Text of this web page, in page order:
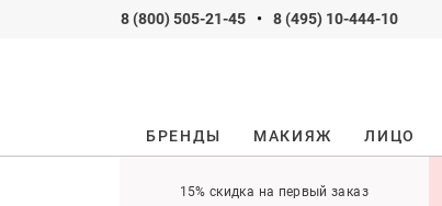
8 (800) 505-21-45 • 8 (495) 10-444-10
БРЕНДЫ МАКИЯЖ ЛИЦО
15% скидка на первый заказ